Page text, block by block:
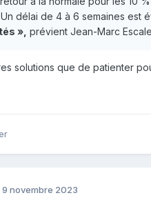
délai de 4 à 6 semaines est
», prévient Jean-Marc
solutions que de patienter
9 novembre 2023